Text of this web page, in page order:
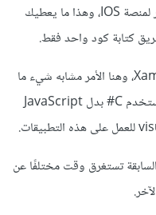
Native، أحدهما لمنصة Android والأخر لمنصة IOS، وهذا ما يعطيك
كما يمكن عمل التطبيقات عن طريق Xamarin، وهنا الأمر مشابه شيء ما
لعمل تطبيقات React Native، لكن هنا نستخدم C# بدل JavaScript
تستغرق وقت مختلفًا عن